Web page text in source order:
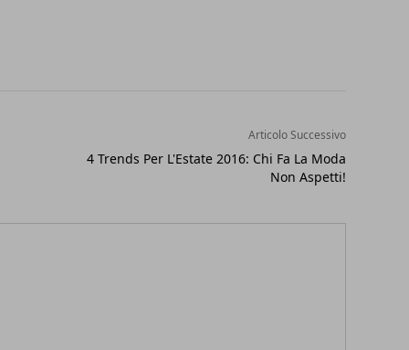
Articolo Successivo
4 Trends Per L'Estate 2016: Chi Fa La Moda
Non Aspetti!